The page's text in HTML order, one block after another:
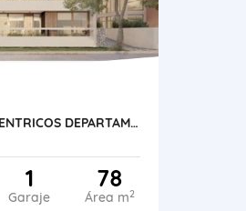
PINAMAR - HORIZON II - CENTRICOS DEPARTAMENTOS PREMIUM
1
Garaje
78
Área m2